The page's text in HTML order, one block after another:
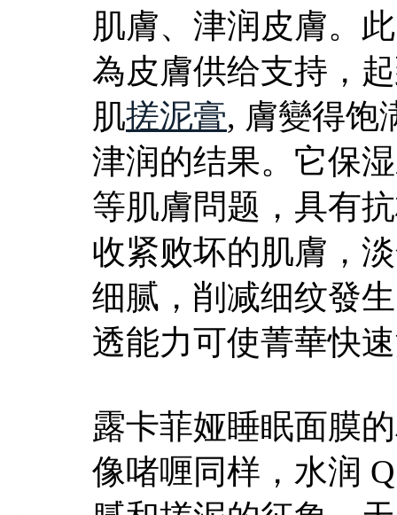
肌膚、津润皮膚。
為皮膚供给支持，
肌搓泥膏, 膚變得饱
津润的结果。它保
等肌膚問题，具有
收紧败坏的肌膚，
细腻，削减细纹發
透能力可使菁華快
露卡菲娅睡眠面膜
像啫喱同样，水润